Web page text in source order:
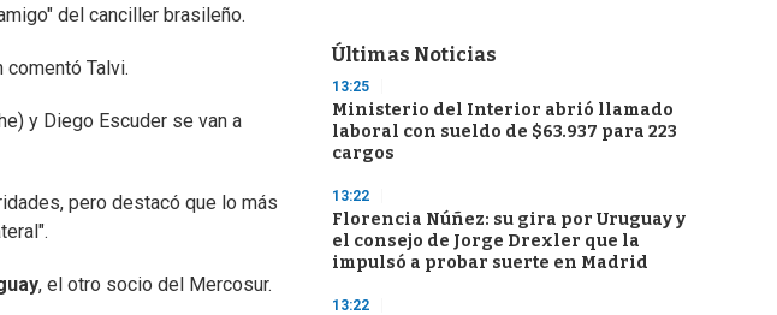
del canciller brasileño.
comentó Talvi.
y Diego Escuder se van a
pero destacó que lo más
, el otro socio del Mercosur.
Últimas Noticias
13:25
Ministerio del Interior abrió llamado
laboral con sueldo de $63.937 para 223
cargos
13:22
Florencia Núñez: su gira por Uruguay y
el consejo de Jorge Drexler que la
impulsó a probar suerte en Madrid
13:22